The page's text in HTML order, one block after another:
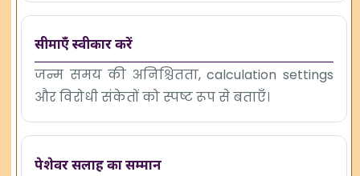
सीमाएँ स्वीकार करें
जन्म समय की अनिश्चितता, calculation settings
और विरोधी संकेतों को स्पष्ट रूप से बताएँ।
पेशेवर सलाह का सम्मान